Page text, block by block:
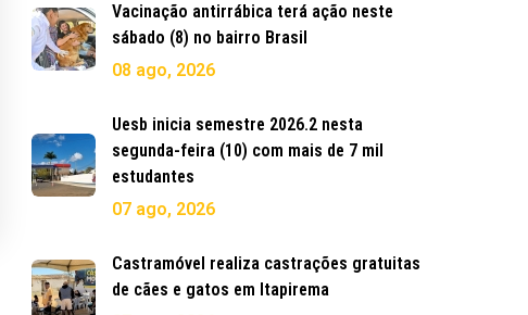
Vacinação antirrábica terá ação neste
sábado (8) no bairro Brasil
08 ago, 2026
Uesb inicia semestre 2026.2 nesta
segunda-feira (10) com mais de 7 mil
estudantes
07 ago, 2026
Castramóvel realiza castrações gratuitas
de cães e gatos em Itapirema